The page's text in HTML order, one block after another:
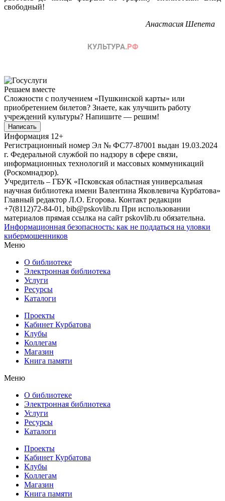
свободный!
Анастасия Шепета
Решаем вместе
Сложности с получением «Пушкинской карты» или
приобретением билетов? Знаете, как улучшить работу
учреждений культуры? Напишите — решим!
Написать
Информация 12+
Регистрационный номер Эл № ФС77-87001 выдан 19.03.2024
г. Федеральной службой по надзору в сфере связи,
информационных технологий и массовых коммуникаций
(Роскомнадзор).
Учредитель – ГБУК «Псковская областная универсальная
научная библиотека имени Валентина Яковлевича Курбатова»
Главный редактор Л.О. Егорова. Контакт редакции
+7(8112)72-84-01, bib@pskovlib.ru При использовании
материалов прямая ссылка на сайт pskovlib.ru обязательна.
Информационная безопасность: как не поддаться на уловки
кибермошенников
Меню
О библиотеке
Электронная библиотека
Услуги
Ресурсы
Каталоги
Проекты
Кабинет Курбатова
Клубы
Коллегам
Магазин
Книга памяти
Меню
О библиотеке
Электронная библиотека
Услуги
Ресурсы
Каталоги
Проекты
Кабинет Курбатова
Клубы
Коллегам
Магазин
Книга памяти